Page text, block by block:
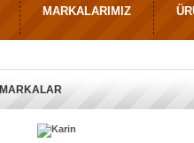
MARKALARIMIZ
MARKALAR